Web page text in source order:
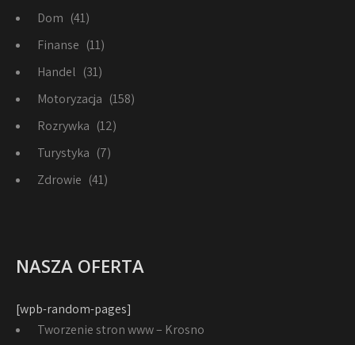
Dom (41)
Finanse (11)
Handel (31)
Motoryzacja (158)
Rozrywka (12)
Turystyka (7)
Zdrowie (41)
NASZA OFERTA
[wpb-random-pages]
Tworzenie stron www – Krosno